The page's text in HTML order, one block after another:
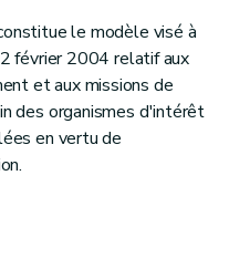
le modèle visé à
février 2004 relatif aux
et aux missions de
des organismes d'intérêt
en vertu de